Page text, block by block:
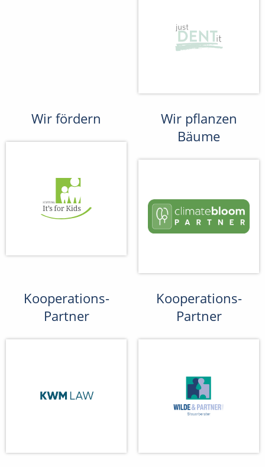
Wir fördern
Wir pflanzen
Bäume
Kooperations-
Partner
Kooperations-
Partner